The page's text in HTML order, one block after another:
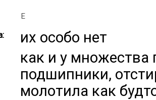
E
их особо нет
как и у множества
подшипники,
молотила как